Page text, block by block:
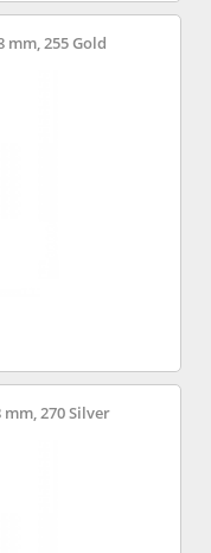
mm, 255 Gold
270 Silver